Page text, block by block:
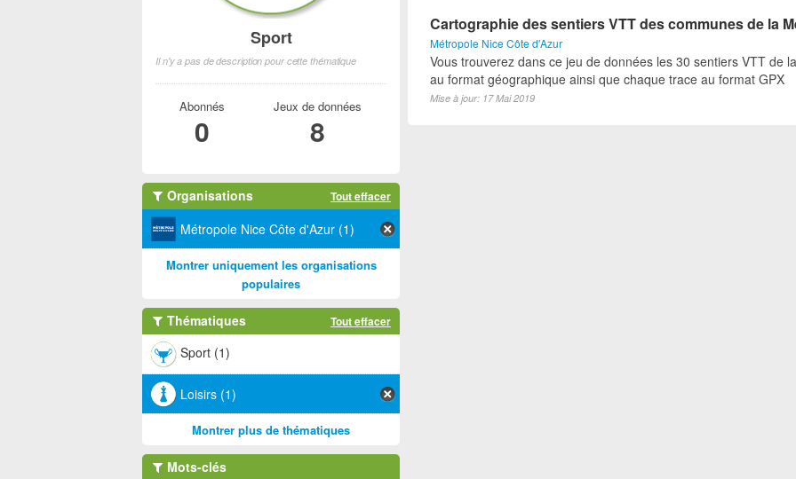
Cartographie des sentiers VTT des communes de la
Métropole Nice Côte d'Azur
Vous trouverez dans ce jeu de données les 30 sentiers VTT de
au format géographique ainsi que chaque trace au format GPX
Mise à jour: 17 Mai 2019
Sport
Il n'y a pas de description pour cette thématique
Abonnés
0
Jeux de données
8
Organisations Tout effacer
Métropole Nice Côte d'Azur (1)
Montrer uniquement les organisations
populaires
Thématiques Tout effacer
Sport (1)
Loisirs (1)
Montrer plus de thématiques
Mots-clés